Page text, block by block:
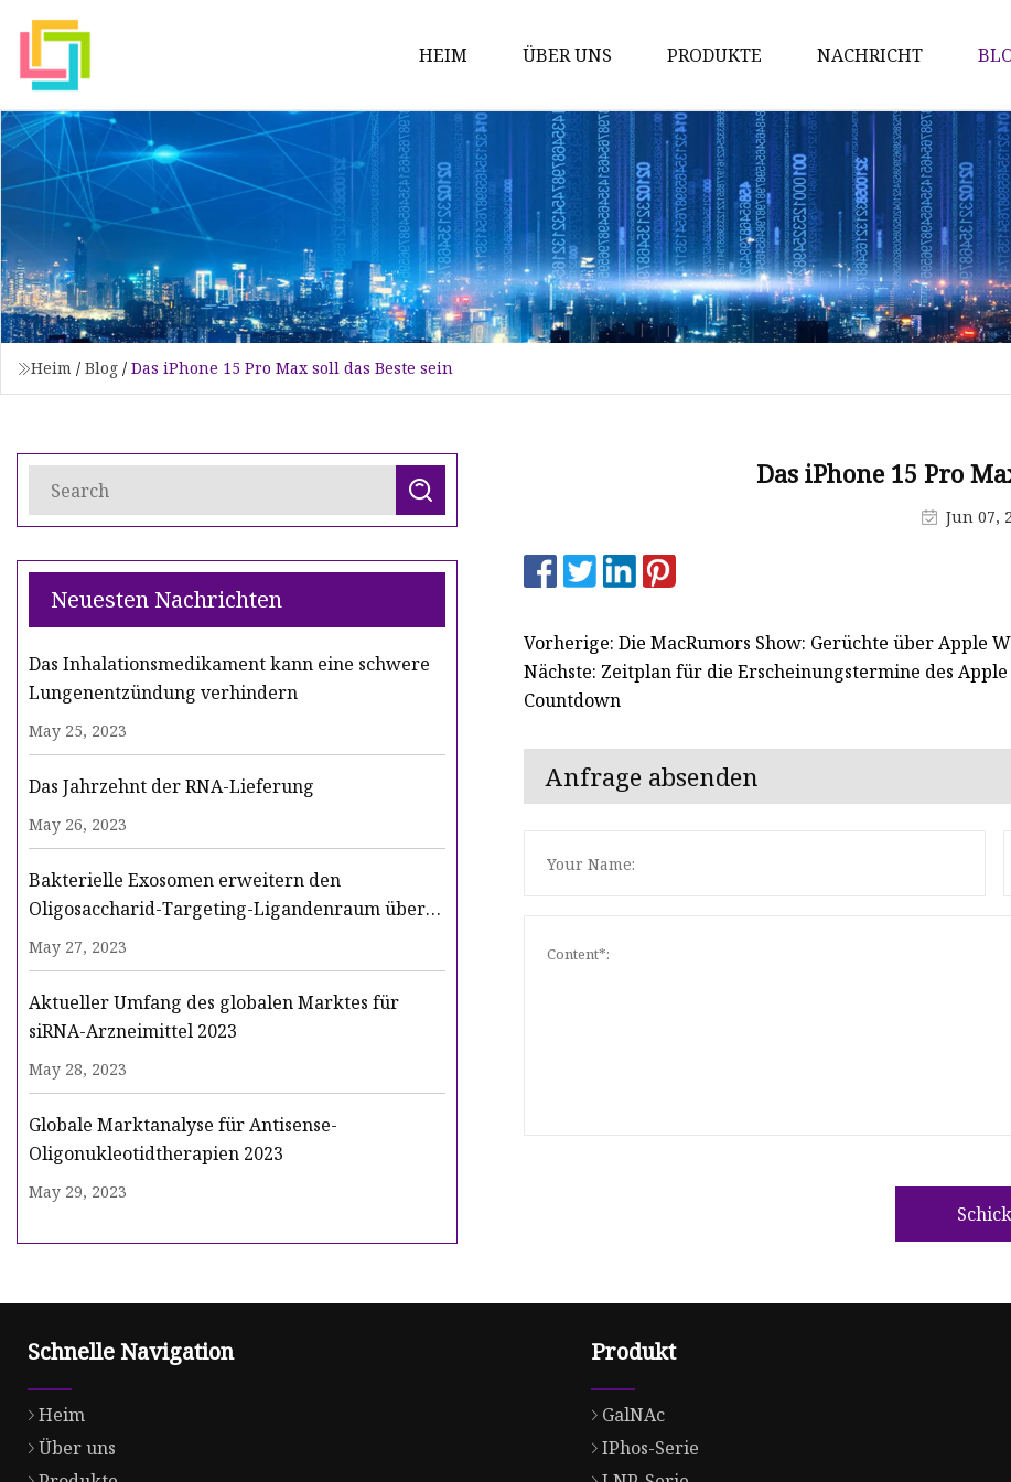
HEIM ÜBER UNS PRODUKTE
GalNAc
IPhos-Serie
LNP-Serie
RDC-Serie
Fortgeschrittene
PEG-Derivate
NACHRICHT
Heim / Blog / Das iPhone 15 Pro Max soll das Beste sein
Neuesten Nachrichten
Das Inhalationsmedikament kann eine schwere
Lungenentzündung verhindern
May 25, 2023
Das Jahrzehnt der RNA-Lieferung
May 26, 2023
Bakterielle Exosomen erweitern den
Oligosaccharid-Targeting-Ligandenraum über
das GalNAc-Video hinaus
May 27, 2023
Aktueller Umfang des globalen Marktes für
siRNA-Arzneimittel 2023
May 28, 2023
Globale Marktanalyse für Antisense-
Oligonukleotidtherapien 2023
May 29, 2023
Das iPhone 15 Pro
Jun 07,
Vorherige: Die MacRumors Show: Gerüchte über Apple
Nächste: Zeitplan für die Erscheinungstermine des
Countdown
Anfrage absenden
Schnelle Navigation
Heim
Über uns
Produkt
GalNAc
IPhos-Serie